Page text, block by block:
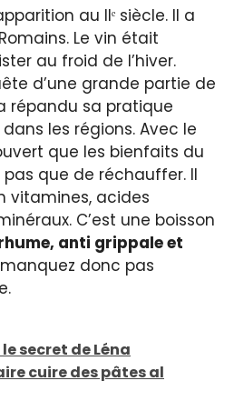
au IIᵉ siècle. Il a
Le vin était
au froid de l’hiver.
d’une grande partie de
répandu sa pratique
les régions. Avec le
que les bienfaits du
que de réchauffer. Il
vitamines, acides
C’est une boisson
anti grippale et
donc pas
secret de Léna
cuire des pâtes al